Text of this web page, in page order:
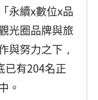
永續x數位x品
光圈品牌與旅
與努力之下，
已有204名正
。